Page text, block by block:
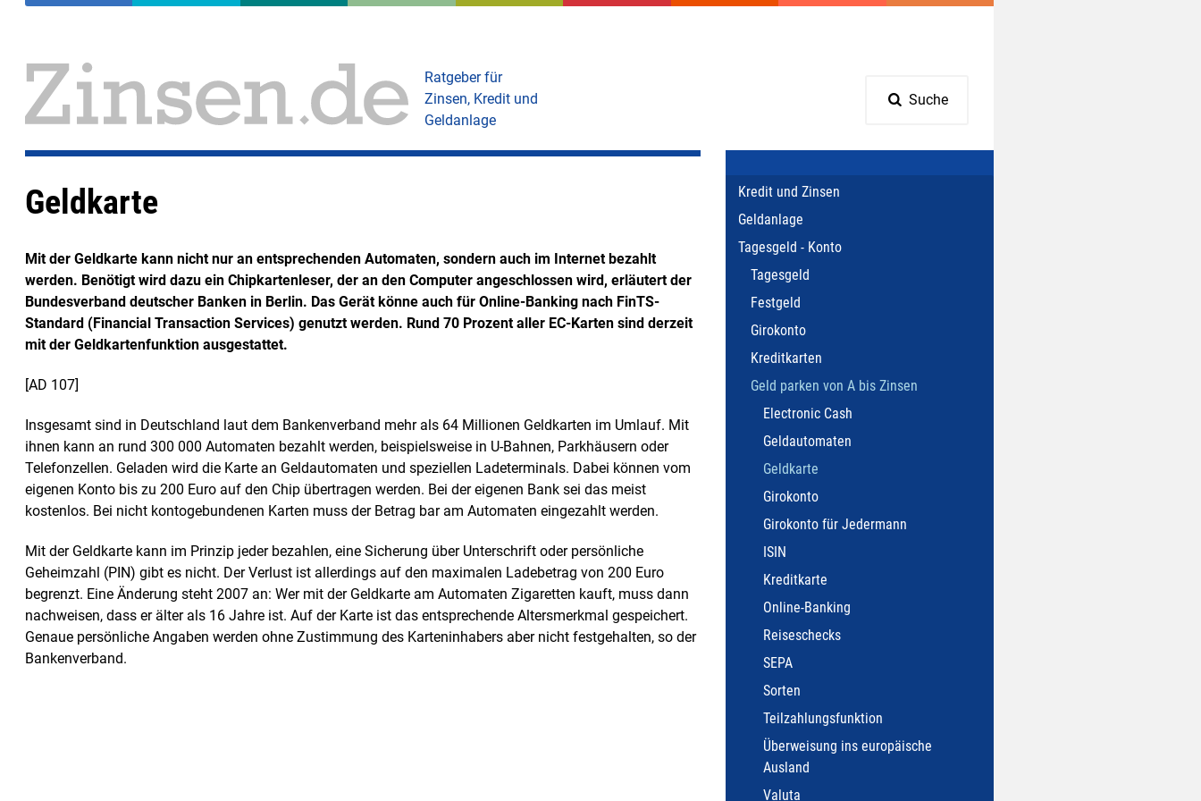
Ratgeber für
Zinsen, Kredit und
Geldanlage
Suche
Geldkarte
Mit der Geldkarte kann nicht nur an entsprechenden Automaten, sondern auch im Internet bezahlt
werden. Benötigt wird dazu ein Chipkartenleser, der an den Computer angeschlossen wird, erläutert der
Bundesverband deutscher Banken in Berlin. Das Gerät könne auch für Online-Banking nach FinTS-
Standard (Financial Transaction Services) genutzt werden. Rund 70 Prozent aller EC-Karten sind derzeit
mit der Geldkartenfunktion ausgestattet.
[AD 107]
Insgesamt sind in Deutschland laut dem Bankenverband mehr als 64 Millionen Geldkarten im Umlauf. Mit
ihnen kann an rund 300 000 Automaten bezahlt werden, beispielsweise in U-Bahnen, Parkhäusern oder
Telefonzellen. Geladen wird die Karte an Geldautomaten und speziellen Ladeterminals. Dabei können vom
eigenen Konto bis zu 200 Euro auf den Chip übertragen werden. Bei der eigenen Bank sei das meist
kostenlos. Bei nicht kontogebundenen Karten muss der Betrag bar am Automaten eingezahlt werden.
Mit der Geldkarte kann im Prinzip jeder bezahlen, eine Sicherung über Unterschrift oder persönliche
Geheimzahl (PIN) gibt es nicht. Der Verlust ist allerdings auf den maximalen Ladebetrag von 200 Euro
begrenzt. Eine Änderung steht 2007 an: Wer mit der Geldkarte am Automaten Zigaretten kauft, muss dann
nachweisen, dass er älter als 16 Jahre ist. Auf der Karte ist das entsprechende Altersmerkmal gespeichert.
Genaue persönliche Angaben werden ohne Zustimmung des Karteninhabers aber nicht festgehalten, so der
Bankenverband.
Kredit und Zinsen
Geldanlage
Tagesgeld - Konto
Tagesgeld
Festgeld
Girokonto
Kreditkarten
Geld parken von A bis Zinsen
Electronic Cash
Geldautomaten
Geldkarte
Girokonto
Girokonto für Jedermann
ISIN
Kreditkarte
Online-Banking
Reiseschecks
SEPA
Sorten
Teilzahlungsfunktion
Überweisung ins europäische
Ausland
Valuta